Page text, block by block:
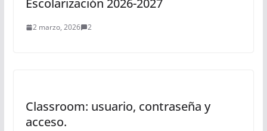
Escolarización 2026-2027
2 marzo, 2026 2
Classroom: usuario, contraseña y
acceso.